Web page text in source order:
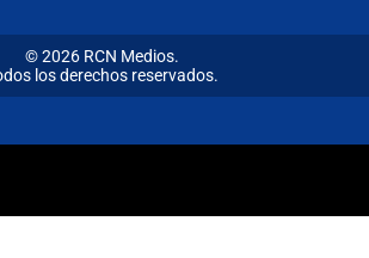
© 2026 RCN Medios.
los derechos reservados.